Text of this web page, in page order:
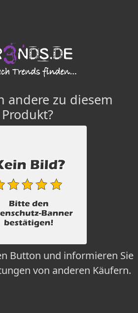
andere zu diesem
Produkt?
Button und informieren Sie
von anderen Käufern.